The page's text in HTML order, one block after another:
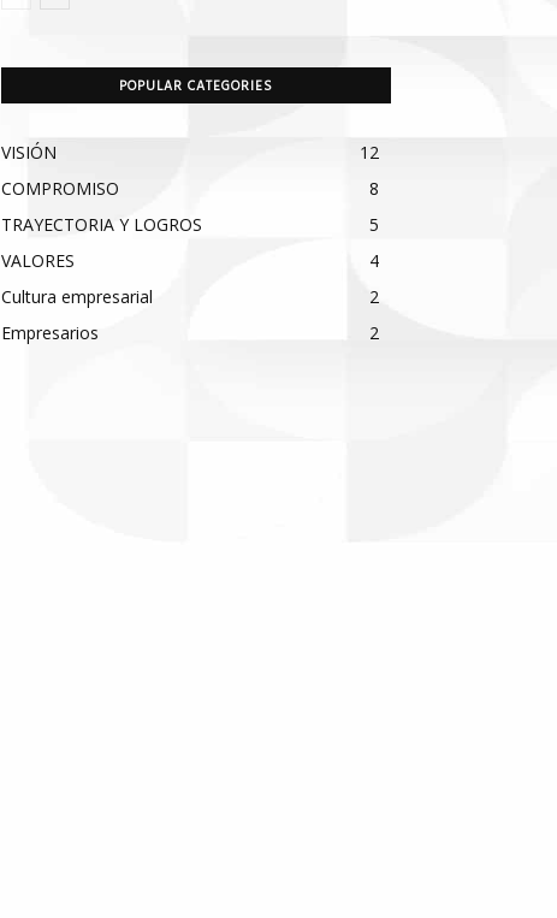
POPULAR CATEGORIES
VISIÓN
12
COMPROMISO
8
TRAYECTORIA Y LOGROS
5
VALORES
4
Cultura empresarial
2
Empresarios
2